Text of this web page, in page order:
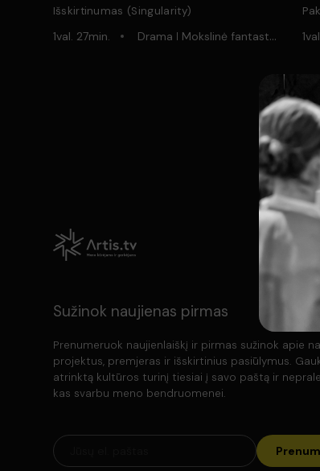
Išskirtinumas (Singularity)
1val. 27min. Drama Mokslinė fantastika
Sužinok naujienas pirmas
Prenumeruok naujienlaiškį ir pirmas sužinok apie
projektus, premjeras ir išskirtinius pasiūlymus.
atrinktą kultūros turinį tiesiai į savo paštą ir
kas svarbu meno bendruomenei.